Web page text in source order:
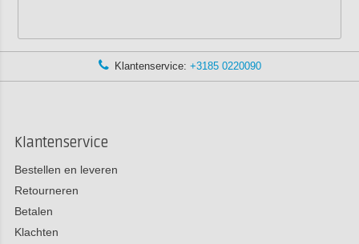
Klantenservice: +3185 0220090
Klantenservice
Bestellen en leveren
Retourneren
Betalen
Klachten